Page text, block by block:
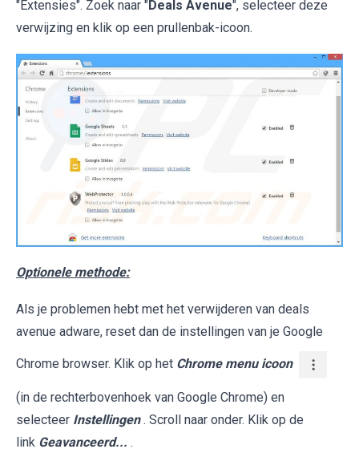
"Extensies". Zoek naar "Deals Avenue", selecteer deze
verwijzing en klik op een prullenbak-icoon.
Optionele methode:
Als je problemen hebt met het verwijderen van deals
avenue adware, reset dan de instellingen van je Google
Chrome browser. Klik op het Chrome menu icoon
(in de rechterbovenhoek van Google Chrome) en
selecteer Instellingen . Scroll naar onder. Klik op de
link Geavanceerd... .